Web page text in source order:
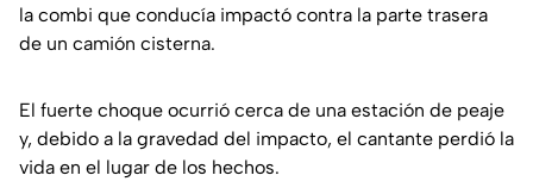
la combi que conducía impactó contra la parte trasera
de un camión cisterna.
El fuerte choque ocurrió cerca de una estación de peaje
y, debido a la gravedad del impacto, el cantante perdió la
vida en el lugar de los hechos.